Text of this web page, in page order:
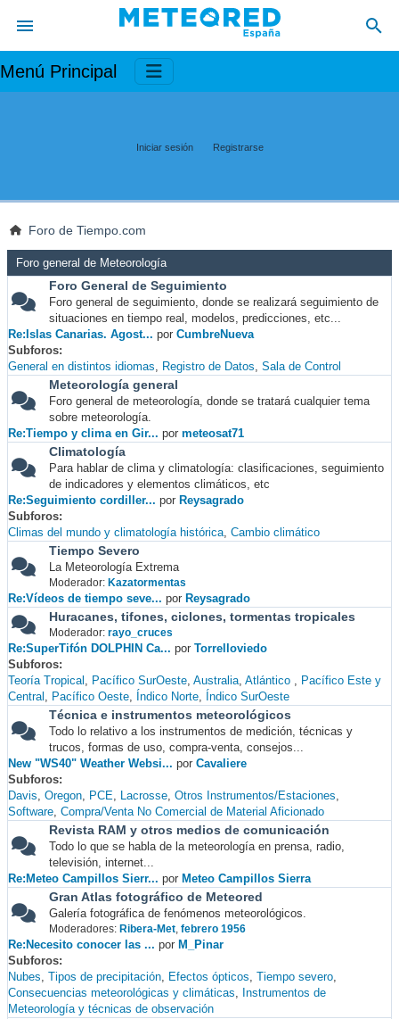
Menú Principal
Iniciar sesión Registrarse
Foro de Tiempo.com
Foro general de Meteorología
Foro General de Seguimiento
Foro general de seguimiento, donde se realizará seguimiento de
situaciones en tiempo real, modelos, predicciones, etc...
Re:Islas Canarias. Agost... por CumbreNueva
Subforos
General en distintos idiomas
Registro de Datos Sala de Control
Meteorología general
Foro general de meteorología, donde se tratará cualquier tema
sobre meteorología.
Re:Tiempo y clima en Gir... por meteosat71
Climatología
Para hablar de clima y climatología: clasificaciones, seguimiento
de indicadores y elementos climáticos, etc
Re:Seguimiento cordiller... por Reysagrado
Subforos
Climas del mundo y climatología histórica Cambio climático
Tiempo Severo
La Meteorología Extrema
Moderador: Kazatormentas
Re:Vídeos de tiempo seve... por Reysagrado
Huracanes, tifones, ciclones, tormentas tropicales
Moderador: rayo_cruces
Re:SuperTifón DOLPHIN Ca... por Torrelloviedo
Subforos
Teoría Tropical
Pacífico SurOeste Australia Atlántico
Pacífico Este y
Central
Pacífico Oeste Índico Norte Índico SurOeste
Técnica e instrumentos meteorológicos
Todo lo relativo a los instrumentos de medición, técnicas y
trucos, formas de uso, compra-venta, consejos...
New "WS40" Weather Websi... por Cavaliere
Subforos
Davis Oregon PCE Lacrosse Otros Instrumentos/Estaciones
Software Compra/Venta No Comercial de Material Aficionado
Revista RAM y otros medios de comunicación
Todo lo que se habla de la meteorología en prensa, radio,
televisión, internet...
Re:Meteo Campillos Sierr... por Meteo Campillos Sierra
Gran Atlas fotográfico de Meteored
Galería fotográfica de fenómenos meteorológicos.
Moderadores: Ribera-Met, febrero 1956
Re:Necesito conocer las ... por M_Pinar
Subforos
Nubes Tipos de precipitación Efectos ópticos Tiempo severo
Consecuencias meteorológicas y climáticas
Instrumentos de
Meteorología y técnicas de observación